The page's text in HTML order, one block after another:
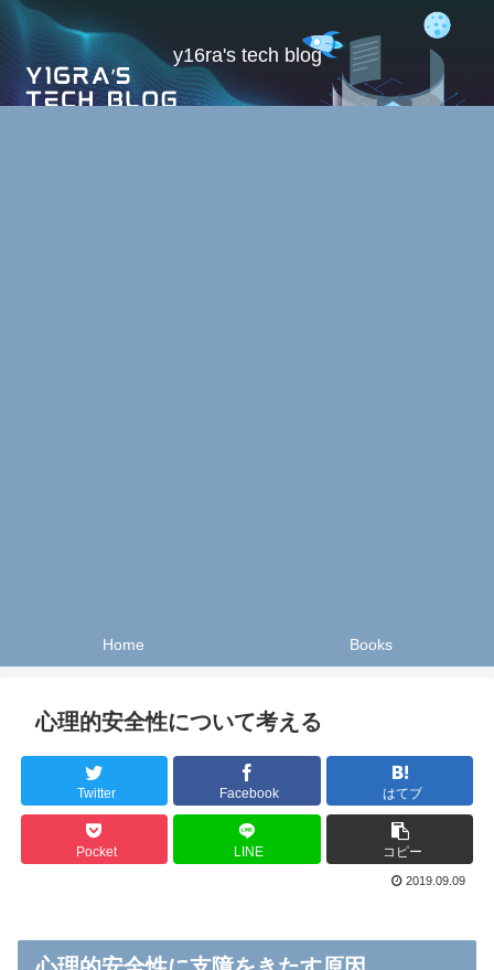
y16ra's tech blog
Home Books
心理的安全性について考える
Twitter Facebook はてブ
Pocket LINE コピー
2019.09.09